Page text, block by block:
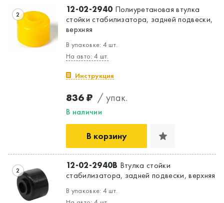
Да, верно Нет, выбрать другой
2 12-02-2940 Полиуретановая втулка
стойки стабилизатора, задней подвески,
верхняя
В упаковке: 4 шт.
На авто: 4 шт.
Инструкция
836 ₽ / упак.
В наличии
В корзину
2 12-02-2940B Втулка стойки
стабилизатора, задней подвески, верхняя
В упаковке: 4 шт.